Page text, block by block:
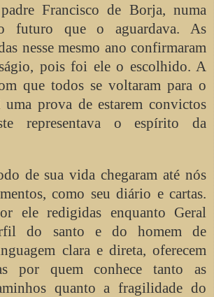
Francisco de Borja, numa
futuro que o aguardava. As
nesse mesmo ano confirmaram
pois foi ele o escolhido. A
que todos se voltaram para o
prova de estarem convictos
representava o espírito da
de sua vida chegaram até nós
como seu diário e cartas.
ele redigidas enquanto Geral
do santo e do homem de
clara e direta, oferecem
por quem conhece tanto as
quanto a fragilidade do